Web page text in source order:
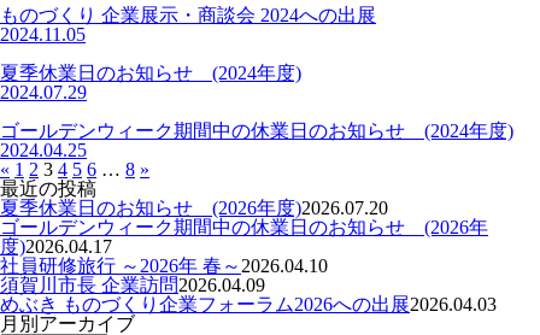
ものづくり 企業展示・商談会 2024への出展
2024.11.05
夏季休業日のお知らせ (2024年度)
2024.07.29
ゴールデンウィーク期間中の休業日のお知らせ (2024年度)
2024.04.25
« 1 2 3 4 5 6 … 8 »
最近の投稿
夏季休業日のお知らせ (2026年度)2026.07.20
ゴールデンウィーク期間中の休業日のお知らせ (2026年
度)2026.04.17
社員研修旅行 ～2026年 春～ 2026.04.10
須賀川市長 企業訪問2026.04.09
めぶき ものづくり企業フォーラム2026への出展2026.04.03
月別アーカイブ